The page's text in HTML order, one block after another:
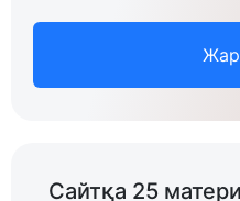
Сайтқа 25